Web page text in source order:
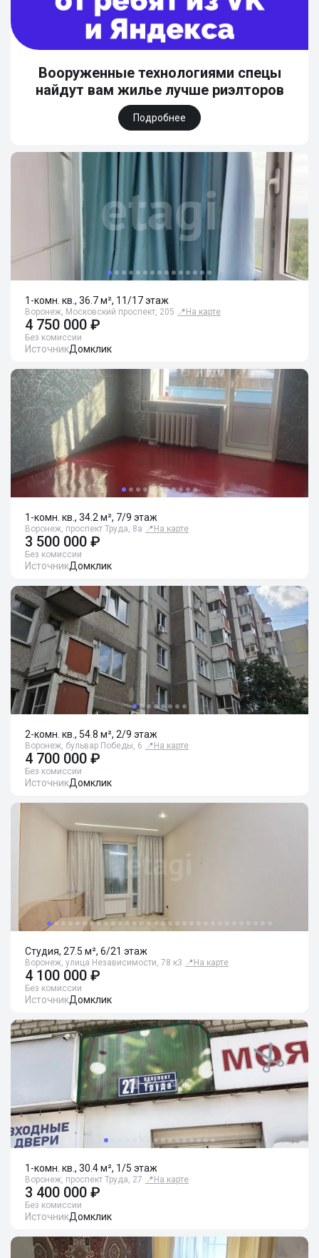
Вооруженные технологиями спецы
найдут вам жилье лучше риэлторов
Подробнее
1-комн. кв., 36.7 м², 11/17 этаж
Воронеж, Московский проспект, 205 📍 На карте
4 750 000 ₽
Без комиссии
ИсточникДомклик
1-комн. кв., 34.2 м², 7/9 этаж
Воронеж, проспект Труда, 8а 📍 На карте
3 500 000 ₽
Без комиссии
ИсточникДомклик
2-комн. кв., 54.8 м², 2/9 этаж
Воронеж, бульвар Победы, 6 📍 На карте
4 700 000 ₽
Без комиссии
ИсточникДомклик
Студия, 27.5 м², 6/21 этаж
Воронеж, улица Независимости, 78 к3 📍 На карте
4 100 000 ₽
Без комиссии
ИсточникДомклик
1-комн. кв., 30.4 м², 1/5 этаж
Воронеж, проспект Труда, 27 📍 На карте
3 400 000 ₽
Без комиссии
ИсточникДомклик